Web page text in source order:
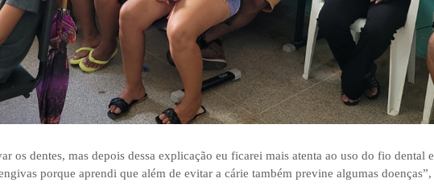
os dentes, mas depois dessa explicação eu ficarei mais atenta ao uso do fio dental e
porque aprendi que além de evitar a cárie também previne algumas doenças”,